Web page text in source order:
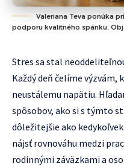
Valeriana Teva ponúka
podporu kvalitného spánku.
Stres sa stal
Každý deň čelíme výzvám,
neustálemu napätiu.
spôsobov, ako si s týmto
dôležitejšie ako
nájsť rovnováhu medzi
rodinnými záväzkami a